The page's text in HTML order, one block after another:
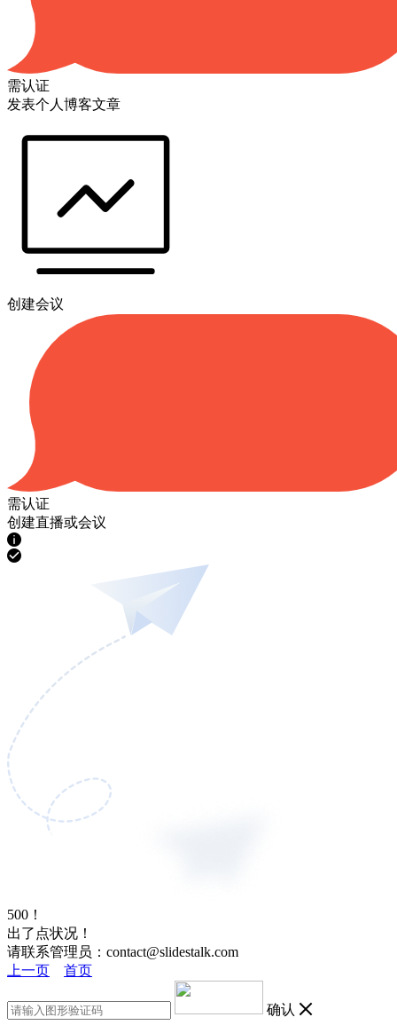
需认证
发表个人博客文章
创建会议
需认证
创建直播或会议
500！
出了点状况！
请联系管理员：contact@slidestalk.com
上一页
首页
确认